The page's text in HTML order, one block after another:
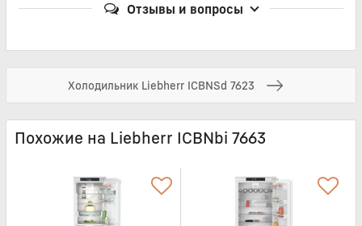
Отзывы и вопросы
Холодильник Liebherr ICBNSd 7623
Похожие на Liebherr ICBNbi 7663